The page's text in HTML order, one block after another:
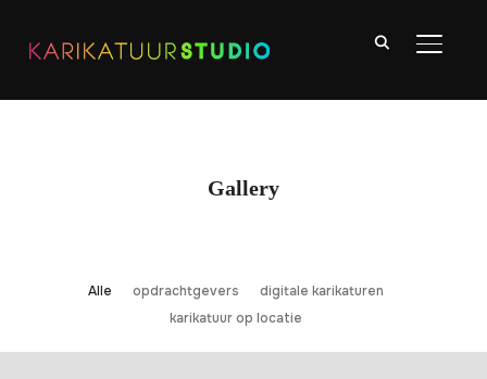
Gallery
Alle opdrachtgevers
digitale karikaturen
karikatuur op locatie